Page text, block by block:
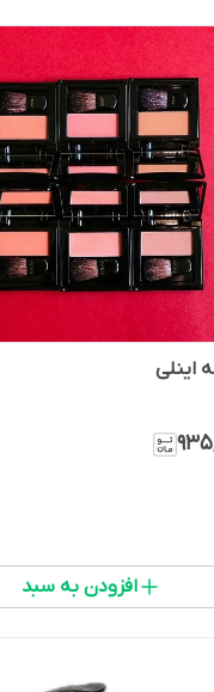
اینلی
افزودن به سبد